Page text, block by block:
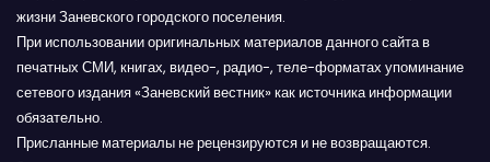
жизни Заневского городского поселения.
При использовании оригинальных материалов данного сайта в
печатных СМИ, книгах, видео-, радио-, теле-форматах упоминание
сетевого издания «Заневский вестник» как источника информации
обязательно.
Присланные материалы не рецензируются и не возвращаются.